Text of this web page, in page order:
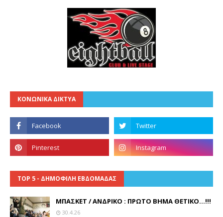
ΚΟΝΩΝΙΚΑ ΔΙΚΤΥΑ
TOP 5 - ΔΗΜΟΦΙΛΗ ΕΒΔΟΜΑΔΑΣ
ΜΠΑΣΚΕΤ / ΑΝΔΡΙΚΟ : ΠΡΩΤΟ ΒΗΜΑ ΘΕΤΙΚΟ...!!!
30.4.26